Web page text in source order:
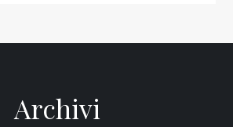
Archivi